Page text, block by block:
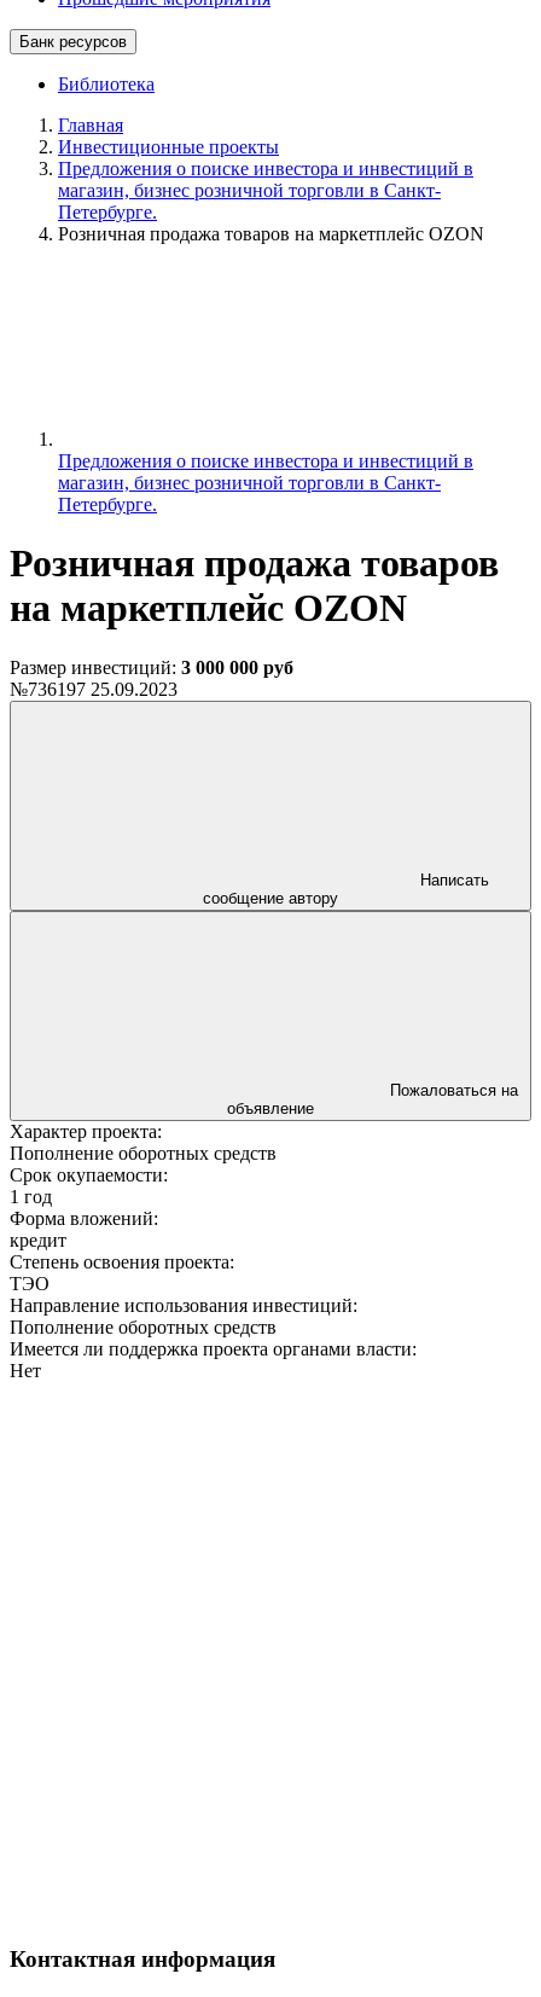
Банк ресурсов
Библиотека
Главная
Инвестиционные проекты
Предложения о поиске инвестора и инвестиций в
магазин, бизнес розничной торговли в Санкт-
Петербурге.
Розничная продажа товаров на маркетплейс OZON
Предложения о поиске инвестора и инвестиций в
магазин, бизнес розничной торговли в Санкт-
Петербурге.
Розничная продажа товаров
на маркетплейс OZON
Размер инвестиций: 3 000 000 руб
№736197 25.09.2023
сообщение автору
объявление
Характер проекта:
Пополнение оборотных средств
Срок окупаемости:
1 год
Форма вложений:
кредит
Степень освоения проекта:
ТЭО
Направление использования инвестиций:
Пополнение оборотных средств
Имеется ли поддержка проекта органами власти:
Нет
Контактная информация